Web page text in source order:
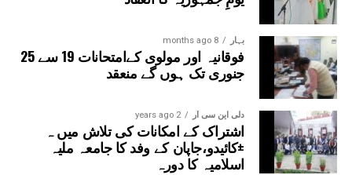
فرمایا کہ عربی زبان قرآن وحدیث کی زبان ہے اور موجودہ
دور میں اس پر مہارت حاصل کرنا دعوت دین کے لیے انتہائی
ضروری ہے۔انہوں نے جامعہ کی تعلیمی ترقی پراپنی دلی
مسرت کا اظہار کیا۔تقریب کا باقاعدہ اختتام مہمانِ خصوصی
حضرت مفتی عمران احمد قاسمی صاحب کی رقت آمیز اور
خصوصی دعا پر ہوا، جس میں ملک و ملت کی ترقی، امن و
امان اور جامعہ کی مزید تعلیمی و تعمیری ترقیاں مانگی گئیں۔
بہار 8 months ago
فوقانیہ اور مولوی کےامتحانات 19 سے 25
جنوری تک ہوں گے منعقد
دلی این سی آر 2 years ago
اشتراک کے امکانات کی تلاش میں ہ
±کائیدو،جاپان کے وفد کا جامعہ ملیہ
اسلامیہ کا دورہ